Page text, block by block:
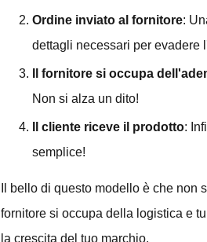
Ordine inviato al fornitore:
dettagli necessari per evadere
Il fornitore si occupa
Non si alza un dito!
Il cliente riceve il prodotto:
semplice!
Il bello di questo modello è che
fornitore si occupa della logistica e
la crescita del tuo marchio.